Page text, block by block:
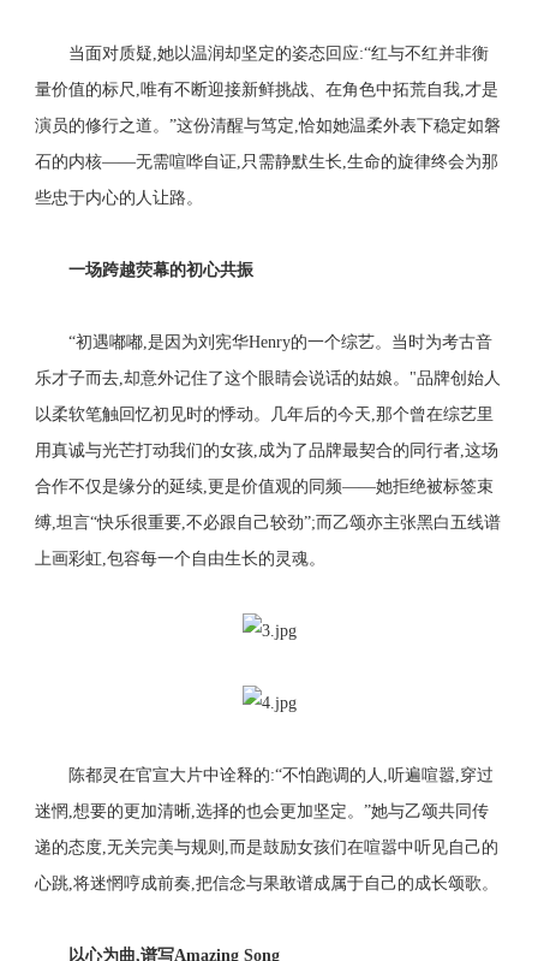
当面对质疑,她以温润却坚定的姿态回应:“红与不红并非衡
量价值的标尺,唯有不断迎接新鲜挑战、在角色中拓荒自我,才是
演员的修行之道。”这份清醒与笃定,恰如她温柔外表下稳定如磐
石的内核——无需喧哗自证,只需静默生长,生命的旋律终会为那
些忠于内心的人让路。
一场跨越荧幕的初心共振
“初遇嘟嘟,是因为刘宪华Henry的一个综艺。当时为考古音
乐才子而去,却意外记住了这个眼睛会说话的姑娘。"品牌创始人
以柔软笔触回忆初见时的悸动。几年后的今天,那个曾在综艺里
用真诚与光芒打动我们的女孩,成为了品牌最契合的同行者,这场
合作不仅是缘分的延续,更是价值观的同频——她拒绝被标签束
缚,坦言“快乐很重要,不必跟自己较劲”;而乙颂亦主张黑白五线谱
上画彩虹,包容每一个自由生长的灵魂。
陈都灵在官宣大片中诠释的:“不怕跑调的人,听遍喧嚣,穿过
迷惘,想要的更加清晰,选择的也会更加坚定。”她与乙颂共同传
递的态度,无关完美与规则,而是鼓励女孩们在喧嚣中听见自己的
心跳,将迷惘哼成前奏,把信念与果敢谱成属于自己的成长颂歌。
以心为曲,谱写Amazing Song